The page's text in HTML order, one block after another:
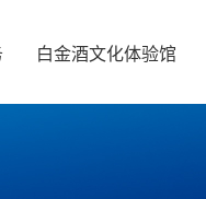
白金酒文化体验馆